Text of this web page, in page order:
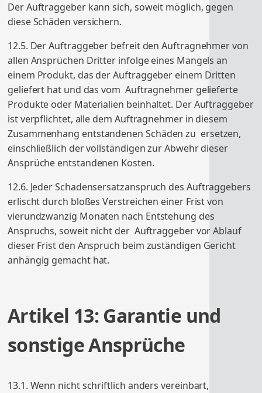
Der Auftraggeber kann sich, soweit möglich, gegen
diese Schäden versichern.
12.5. Der Auftraggeber befreit den Auftragnehmer von
allen Ansprüchen Dritter infolge eines Mangels an
einem Produkt, das der Auftraggeber einem Dritten
geliefert hat und das vom Auftragnehmer gelieferte
Produkte oder Materialien beinhaltet. Der Auftraggeber
ist verpflichtet, alle dem Auftragnehmer in diesem
Zusammenhang entstandenen Schäden zu ersetzen,
einschließlich der vollständigen zur Abwehr dieser
Ansprüche entstandenen Kosten.
12.6. Jeder Schadensersatzanspruch des Auftraggebers
erlischt durch bloßes Verstreichen einer Frist von
vierundzwanzig Monaten nach Entstehung des
Anspruchs, soweit nicht der Auftraggeber vor Ablauf
dieser Frist den Anspruch beim zuständigen Gericht
anhängig gemacht hat.
Artikel 13: Garantie und
sonstige Ansprüche
13.1. Wenn nicht schriftlich anders vereinbart,